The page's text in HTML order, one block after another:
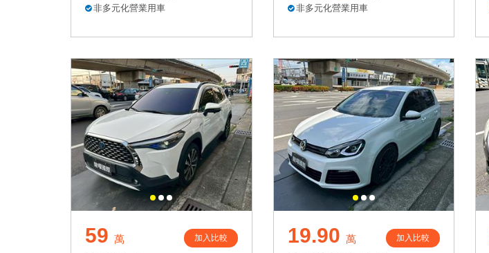
非多元化營業用車
非多元化營業用車
59 萬 加入比較 19.90 萬 加入比較